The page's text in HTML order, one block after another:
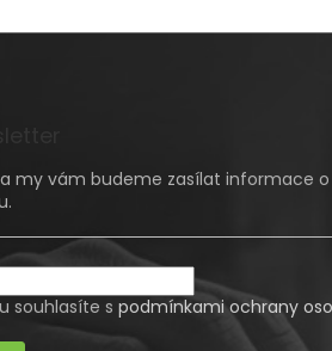
my vám budeme zasílat informace
souhlasíte s podmínkami ochrany